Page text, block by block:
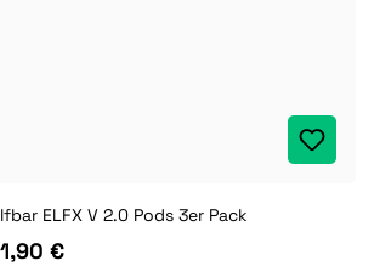
ELFX V 2.0 Pods 3er Pack
€